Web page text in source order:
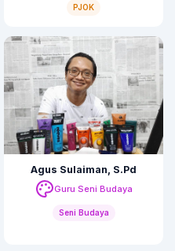
PJOK
Agus Sulaiman, S.Pd
Guru Seni Budaya
Seni Budaya